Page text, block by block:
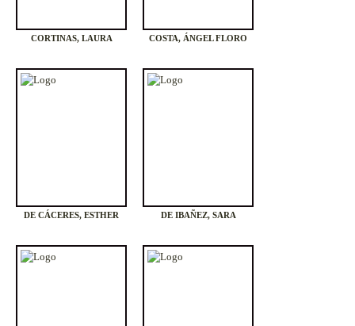
CORTINAS, LAURA COSTA, ÁNGEL FLORO
DE CÁCERES, ESTHER DE IBAÑEZ, SARA